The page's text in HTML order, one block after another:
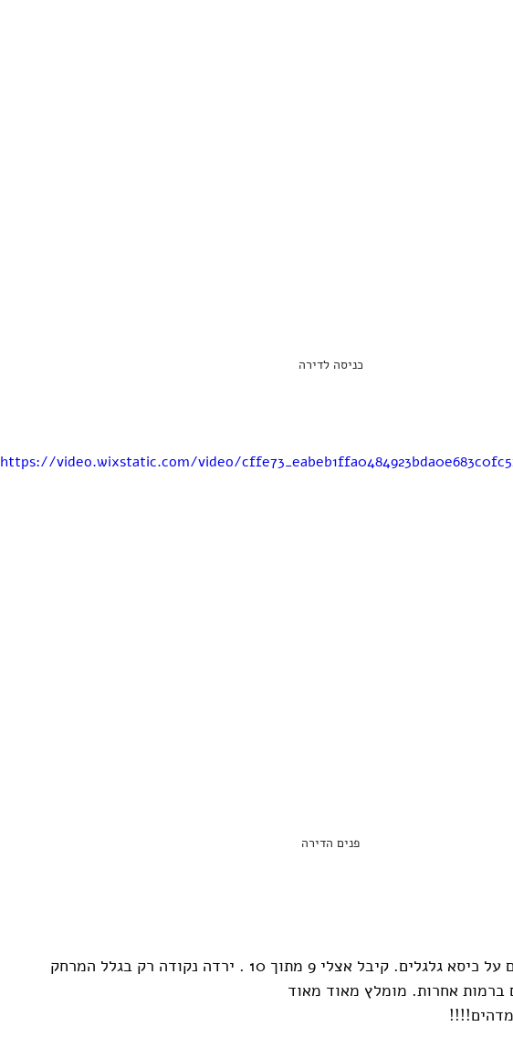
כניסה לדירה
https://video.wixstatic.com/video/
פנים הדירה
מלון מאוד ידידותי לנכים על כיסא גלגלים. קיבל אצלי 9 מתוך 10 . ירדה נקודה רק בגלל המרחק
אחרות. מומלץ מאוד מאוד